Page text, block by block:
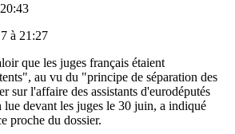
à 21:27
que les juges français étaient
au vu du "principe de séparation des
sur l'affaire des assistants d'eurodéputés
lue devant les juges le 30 juin, a indiqué
proche du dossier.